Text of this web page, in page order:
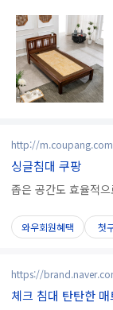
http://m.coupang.com
싱글침대 쿠팡
좁은 공간도 효율적
와우회원혜택 첫
https://
체크 침대 탄탄한 매